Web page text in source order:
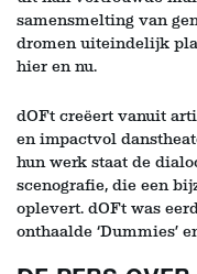
samensmelting van
dromen uiteindelijk
hier en nu.
dOFt creëert vanuit
en impactvol
hun werk staat de
scenografie, die een
oplevert. dOFt was
onthaalde ‘Dummies’ en